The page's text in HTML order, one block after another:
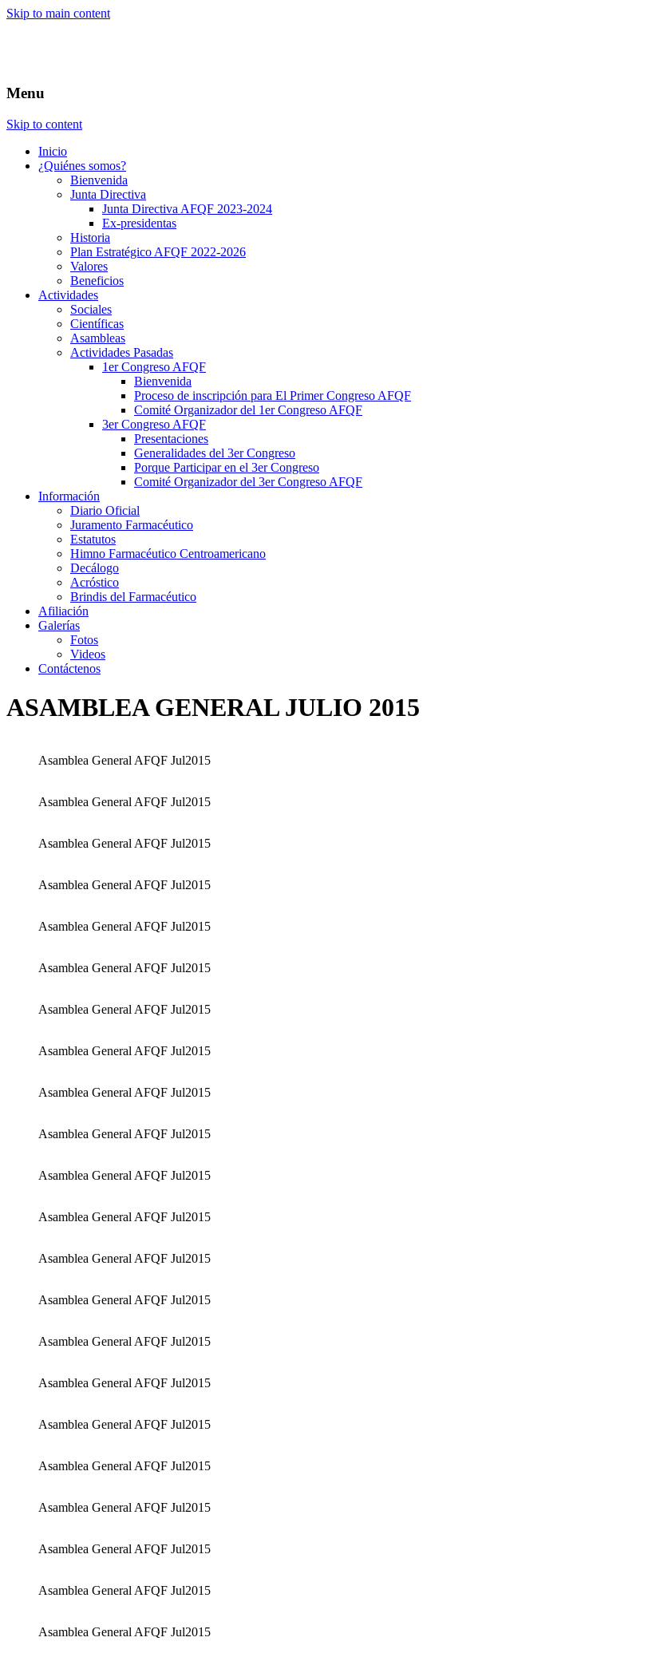
Skip to main content
Menu
Skip to content
Inicio
¿Quiénes somos?
Bienvenida
Junta Directiva
Junta Directiva AFQF 2023-2024
Ex-presidentas
Historia
Plan Estratégico AFQF 2022-2026
Valores
Beneficios
Actividades
Sociales
Científicas
Asambleas
Actividades Pasadas
1er Congreso AFQF
Bienvenida
Proceso de inscripción para El Primer Congreso AFQF
Comité Organizador del 1er Congreso AFQF
3er Congreso AFQF
Presentaciones
Generalidades del 3er Congreso
Porque Participar en el 3er Congreso
Comité Organizador del 3er Congreso AFQF
Información
Diario Oficial
Juramento Farmacéutico
Estatutos
Himno Farmacéutico Centroamericano
Decálogo
Acróstico
Brindis del Farmacéutico
Afiliación
Galerías
Fotos
Videos
Contáctenos
ASAMBLEA GENERAL JULIO 2015
Asamblea General AFQF Jul2015
Asamblea General AFQF Jul2015
Asamblea General AFQF Jul2015
Asamblea General AFQF Jul2015
Asamblea General AFQF Jul2015
Asamblea General AFQF Jul2015
Asamblea General AFQF Jul2015
Asamblea General AFQF Jul2015
Asamblea General AFQF Jul2015
Asamblea General AFQF Jul2015
Asamblea General AFQF Jul2015
Asamblea General AFQF Jul2015
Asamblea General AFQF Jul2015
Asamblea General AFQF Jul2015
Asamblea General AFQF Jul2015
Asamblea General AFQF Jul2015
Asamblea General AFQF Jul2015
Asamblea General AFQF Jul2015
Asamblea General AFQF Jul2015
Asamblea General AFQF Jul2015
Asamblea General AFQF Jul2015
Asamblea General AFQF Jul2015